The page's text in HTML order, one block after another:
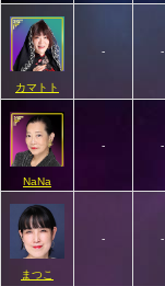
カマトト
- -
NaNa
- -
まつこ
- -